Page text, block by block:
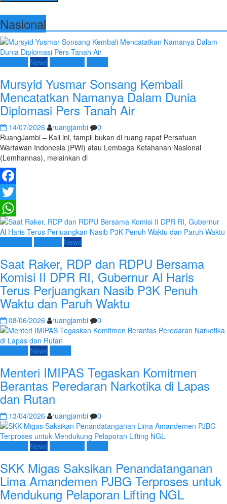
Nasional
News
Mursyid Yusmar Sonsang Kembali
Mencatatkan Namanya Dalam Dunia
Diplomasi Pers Tanah Air
14/07/2026 ruangjambi
0
RuangJambi – Kali ini, tampil bukan di ruang rapat Persatuan
Wartawan Indonesia (PWI) atau Lembaga Ketahanan Nasional
(Lemhannas), melainkan di
Facebook
Twitter
WhatsApp
News
Saat Raker, RDP dan RDPU Bersama
Komisi II DPR RI, Gubernur Al Haris
Terus Perjuangkan Nasib P3K Penuh
Waktu dan Paruh Waktu
08/06/2026 ruangjambi 0
News
Menteri IMIPAS Tegaskan Komitmen
Berantas Peredaran Narkotika di Lapas
dan Rutan
13/04/2026 ruangjambi 0
News
SKK Migas Saksikan Penandatanganan
Lima Amandemen PJBG Terproses untuk
Mendukung Pelaporan Lifting NGL